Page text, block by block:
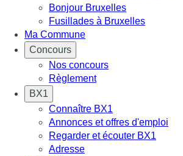
Bonjour Bruxelles
Fusillades à Bruxelles
Ma Commune
Concours
Nos concours
Règlement
BX1
Connaître BX1
Annonces et offres d'emploi
Regarder et écouter BX1
Adresse